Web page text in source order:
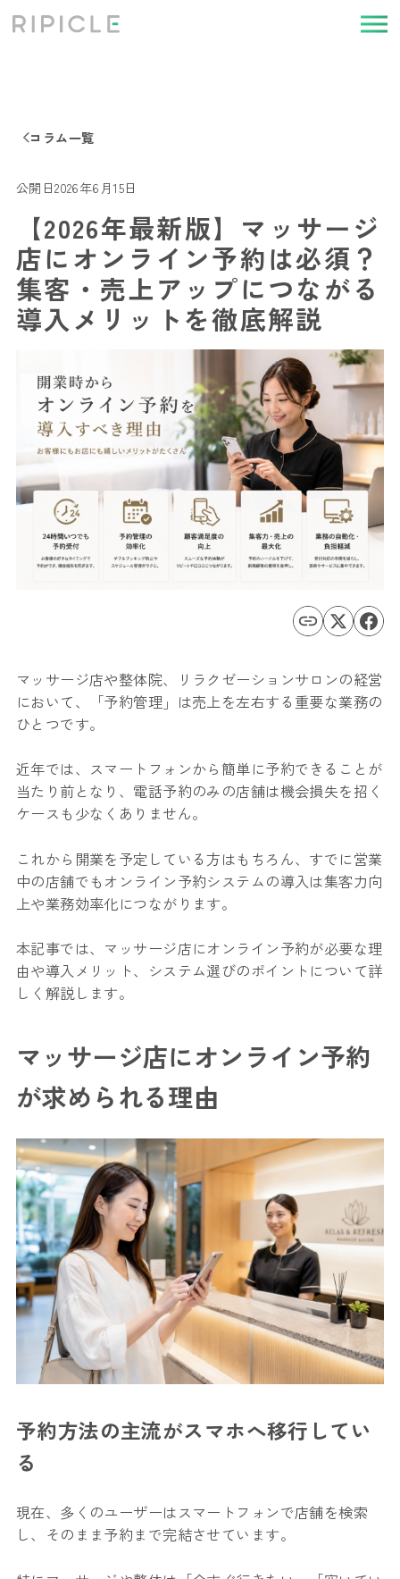
コラム一覧
公開日2026年6月15日
【2026年最新版】マッサージ
店にオンライン予約は必須？
集客・売上アップにつながる
導入メリットを徹底解説
マッサージ店や整体院、リラクゼーションサロンの経営
において、「予約管理」は売上を左右する重要な業務の
ひとつです。
近年では、スマートフォンから簡単に予約できることが
当たり前となり、電話予約のみの店舗は機会損失を招く
ケースも少なくありません。
これから開業を予定している方はもちろん、すでに営業
中の店舗でもオンライン予約システムの導入は集客力向
上や業務効率化につながります。
本記事では、マッサージ店にオンライン予約が必要な理
由や導入メリット、システム選びのポイントについて詳
しく解説します。
マッサージ店にオンライン予約
が求められる理由
予約方法の主流がスマホへ移行してい
る
現在、多くのユーザーはスマートフォンで店舗を検索
し、そのまま予約まで完結させています。